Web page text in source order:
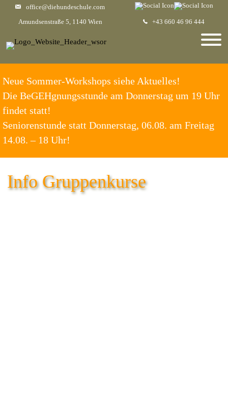
office@diehundeschule.com
+43 660 46 96 444
Amundsenstraße 5, 1140 Wien
Neue Sommer-Workshops siehe Aktuelles!
Die BeGEHgnungsstunde am Donnerstag um 19 Uhr
findet statt!
Seniorenstunde statt Donnerstag, 06.08. am Freitag
14.08. – 18 Uhr!
Info Gruppenkurse